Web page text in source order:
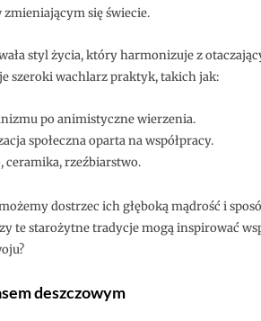
się świecie.
styl życia, który harmonizuje z
szeroki wachlarz praktyk, takich jak:
po animistyczne wierzenia.
społeczna oparta na współpracy.
rzeźbiarstwo.
dostrzec ich głęboką mądrość i
te starożytne tradycje mogą inspirować
deszczowym